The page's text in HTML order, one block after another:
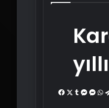
Facebook
X Tumblr